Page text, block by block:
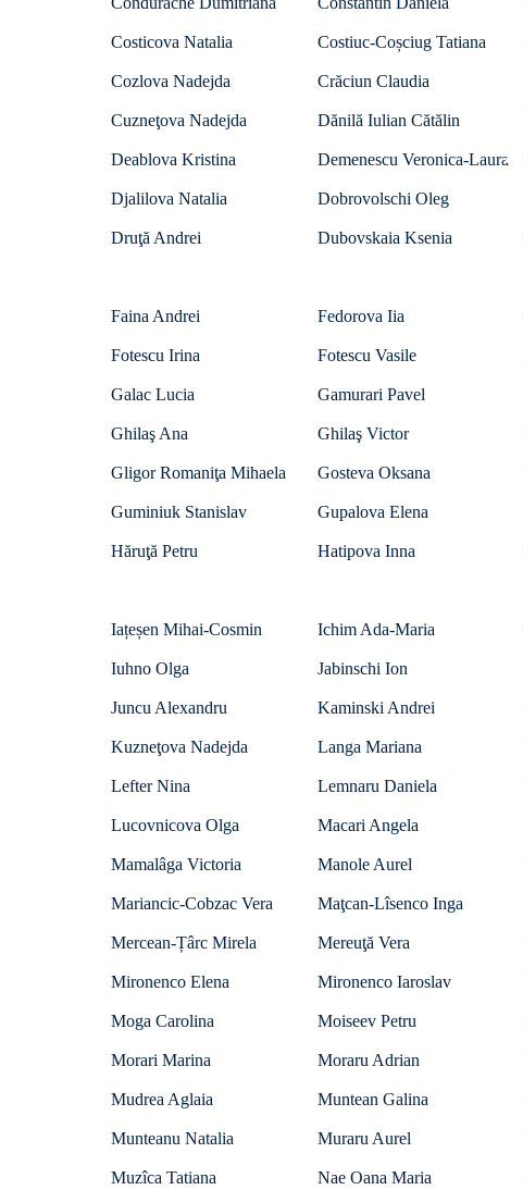
Costicova Natalia Costiuc-Coșciug Tatiana
Cozlova Nadejda Crăciun Claudia
Cuzneţova Nadejda Dănilă Iulian Cătălin
Deablova Kristina Demenescu Veronica-Laura
Djalilova Natalia Dobrovolschi Oleg
Druţă Andrei Dubovskaia Ksenia
Faina Andrei Fedorova Iia
Fotescu Irina Fotescu Vasile
Galac Lucia Gamurari Pavel
Ghilaş Ana Ghilaş Victor
Gligor Romaniţa Mihaela Gosteva Oksana
Guminiuk Stanislav Gupalova Elena
Hăruţă Petru Hatipova Inna
Iațeșen Mihai-Cosmin Ichim Ada-Maria
Iuhno Olga Jabinschi Ion
Juncu Alexandru Kaminski Andrei
Kuzneţova Nadejda Langa Mariana
Lefter Nina Lemnaru Daniela
Lucovnicova Olga Macari Angela
Mamalâga Victoria Manole Aurel
Mariancic-Cobzac Vera Maţcan-Lîsenco Inga
Mercean-Țârc Mirela Mereuţă Vera
Mironenco Elena Mironenco Iaroslav
Moga Carolina Moiseev Petru
Morari Marina Moraru Adrian
Mudrea Aglaia Muntean Galina
Munteanu Natalia Muraru Aurel
Muzîca Tatiana Nae Oana Maria